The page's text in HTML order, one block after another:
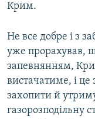
Крим.
Не все добре і з
уже прорахував,
запевнянням,
вистачатиме, і це
захопити й
газорозподільну